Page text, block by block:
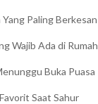
Paling Berkesan
Wajib Ada di Rumah
Buka Puasa
Saat Sahur